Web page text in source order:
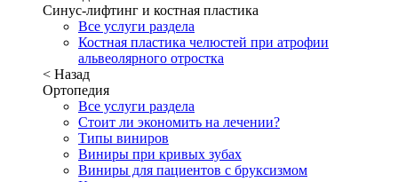
Синус-лифтинг и костная пластика
Все услуги раздела
Костная пластика челюстей при атрофии
альвеолярного отростка
< Назад
Ортопедия
Все услуги раздела
Стоит ли экономить на лечении?
Типы виниров
Виниры при кривых зубах
Виниры для пациентов с бруксизмом